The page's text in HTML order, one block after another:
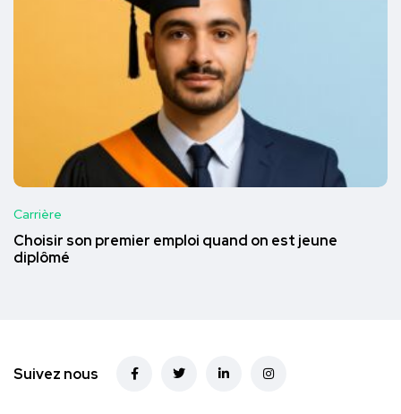
Carrière
Choisir son premier emploi quand on est jeune
diplômé
Suivez nous